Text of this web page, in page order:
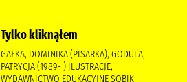
Tylko kliknąłem
GAŁKA, DOMINIKA (PISARKA), GODULA,
PATRYCJA (1989- ) ILUSTRACJE,
WYDAWNICTWO EDUKACYJNE SOBIK